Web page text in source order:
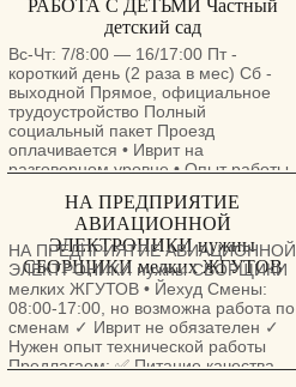
РАБОТА С ДЕТЬМИ Частный
детский сад
Вс-Чт: 7/8:00 — 16/17:00 Пт -
короткий день (2 раза в мес) Сб -
выходной Прямое, официальное
трудоустройство Полный
социальный пакет Проезд
оплачивается • Иврит на
разговорном уровне • Опыт работы
Ответственность, пунктуальность,
доброта Организация и проведение
образовательной и воспитательной
деятельности с детьми,
обеспечение их безопасности и
благополучия в течение дня,
поддержание порядка и
комфортной атмосферы в группе,
планирование и проведение игр и
НА ПРЕДПРИЯТИЕ
АВИАЦИОННОЙ
ЭЛЕКТРОНИКИ нужны
СБОРЩИКИ мелких ЖГУТОВ
НА ПРЕДПРИЯТИЕ АВИАЦИОННОЙ
ЭЛЕКТРОНИКИ нужны СБОРЩИКИ
мелких ЖГУТОВ • Йехуд Смены:
08:00-17:00, но возможна работа по
сменам ✓ Иврит не обязателен ✓
Нужен опыт технической работы
Предлагаем: ✅ Питание качества